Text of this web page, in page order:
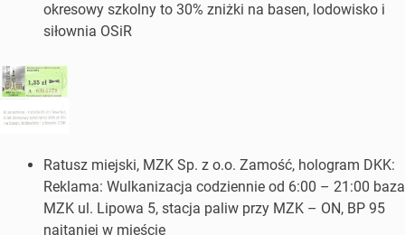
okresowy szkolny to 30% zniżki na basen, lodowisko i
siłownia OSiR
Ratusz miejski, MZK Sp. z o.o. Zamość, hologram DKK:
Reklama: Wulkanizacja codziennie od 6:00 – 21:00 baza
MZK ul. Lipowa 5, stacja paliw przy MZK – ON, BP 95
najtaniej w mieście